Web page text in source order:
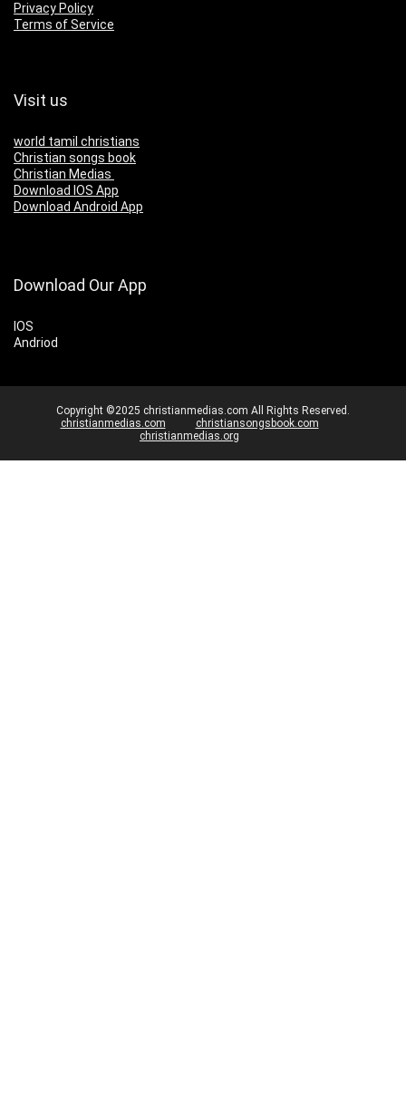
Privacy Policy
Terms of Service
Visit us
world tamil christians
Christian songs book
Christian Medias
Download IOS App
Download Android App
Download Our App
IOS
Andriod
Copyright ©2025 christianmedias.com All Rights Reserved.
christianmedias.com
christiansongsbook.com
christianmedias.org